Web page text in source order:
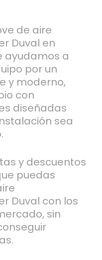
de aire
Duval en
ayudamos a
por un
y moderno,
con
diseñadas
sea
y descuentos
puedas
Duval con los
sin